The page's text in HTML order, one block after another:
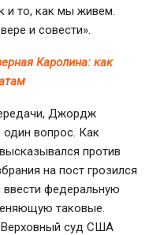
и то, как мы живем.
и совести».
Каролина: как
Джордж
вопрос. Как
против
на пост грозился
ввести федеральную
таковые.
Верховный суд США